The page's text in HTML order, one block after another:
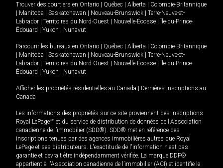
Trouver des courtiers en Ontario | Québec | Alberta | Colombie-Britannique
| Manitoba | Saskatchewan | Nouveau-Brunswick | Terre-Neuve-et-
Labrador | Territoires du Nord-Ouest | Nouvelle-Écosse | Île-du-Prince-
Édouard | Yukon | Nunavut
Parcourir les bureaux en Ontario | Québec | Alberta | Colombie-Britannique
| Manitoba | Saskatchewan | Nouveau-Brunswick | Terre-Neuve-et-
Labrador | Territoires du Nord-Ouest | Nouvelle-Écosse | Île-du-Prince-
Édouard | Yukon | Nunavut
Afficher les propriétés résidentielles au Canada | Dernières inscriptions au
Canada
Les informations des propriétés sur ce site proviennent des inscriptions
Royal LePageMD et du service de distribution de données de l'Association
canadienne de l’immobilier (SDD®). SDD® met en référence des
inscriptions tenues par des agences immobilières autres que Royal
LePage et ses distributeurs. L'exactitude de l'information n'est pas
garantie et devrait être indépendamment vérifiée. La marque DDF®
appartient à l'Association canadienne de l’immobilier (ACI) et identifie le